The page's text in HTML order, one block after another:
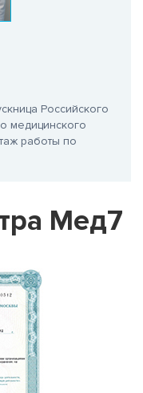
Российского
медицинского
работы по
Мед7